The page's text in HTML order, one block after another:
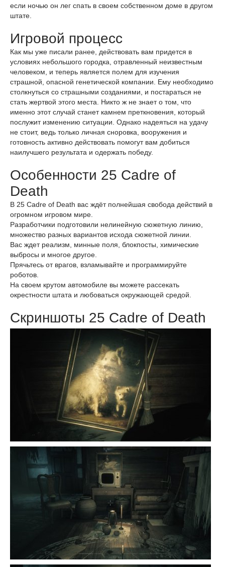
если ночью он лег спать в своем собственном доме в другом
штате.
Игровой процесс
Как мы уже писали ранее, действовать вам придется в
условиях небольшого городка, отравленный неизвестным
человеком, и теперь является полем для изучения
страшной, опасной генетической компании. Ему необходимо
столкнуться со страшными созданиями, и постараться не
стать жертвой этого места. Никто ж не знает о том, что
именно этот случай станет камнем преткновения, который
послужит изменению ситуации. Однако надеяться на удачу
не стоит, ведь только личная сноровка, вооружения и
готовность активно действовать помогут вам добиться
наилучшего результата и одержать победу.
Особенности 25 Cadre of
Death
В 25 Cadre of Death вас ждёт полнейшая свобода действий в
огромном игровом мире.
Разработчики подготовили нелинейную сюжетную линию,
множество разных вариантов исхода сюжетной линии.
Вас ждет реализм, минные поля, блокпосты, химические
выбросы и многое другое.
Прячьтесь от врагов, взламывайте и программируйте
роботов.
На своем крутом автомобиле вы можете рассекать
окрестности штата и любоваться окружающей средой.
Скриншоты 25 Cadre of Death